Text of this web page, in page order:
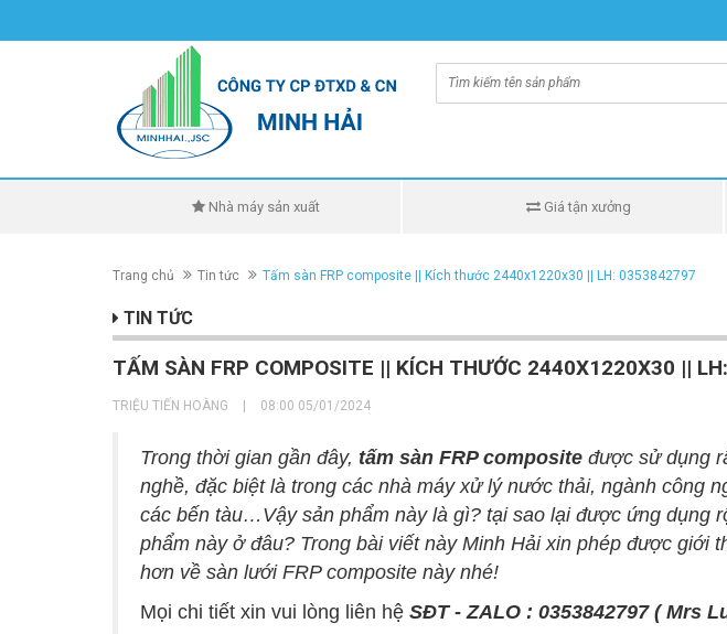
Nhà máy sản xuất Giá tận xưởng
Trang chủ Tin tức Tấm sàn FRP composite || Kích thước 2440x1220x30 || LH: 0353842797
TIN TỨC
TẤM SÀN FRP COMPOSITE || KÍCH THƯỚC 2440X1220X30 ||
TRIỆU TIẾN HOÀNG 08:00 05/01/2024
Trong thời gian gần đây, tấm sàn FRP composite được sử dụng
nghề, đặc biệt là trong các nhà máy xử lý nước thải, ngành công
các bến tàu…Vậy sản phẩm này là gì? tại sao lại được ứng dụng
phẩm này ở đâu? Trong bài viết này Minh Hải xin phép được giới
hơn về sàn lưới FRP composite này nhé!
Mọi chi tiết xin vui lòng liên hệ SĐT - ZALO : 0353842797 ( Mrs